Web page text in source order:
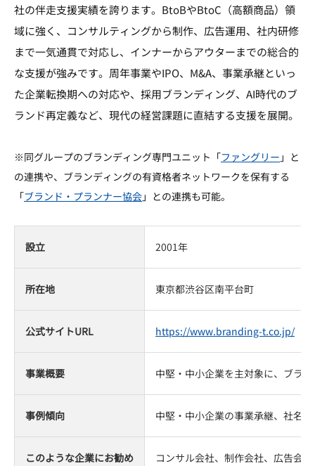
社の伴走支援実績を誇ります。BtoBやBtoC（高額商品）領
域に強く、コンサルティングから制作、広告運用、社内研修
まで一気通貫で対応し、インナーからアウターまでの総合的
な支援が強みです。周年事業やIPO、M&A、事業承継といっ
た企業転換期への対応や、採用ブランディング、AI時代のブ
ランド再定義など、現代の経営課題に直結する支援を展開。
※同グループのブランディング専門ユニット「ファングリー 」と
の連携や、ブランディングの有資格者ネットワークを保有する
「ブランド・プランナー協会」との連携も可能。
設立 2001年
所在地 東京都渋谷区南平台町
公式サイトURL https://www.branding-t.co.jp/
事業概要 中堅・中小企業を主対象に、ブラ
事例傾向 中堅・中小企業の事業承継、社名
このような企業にお勧め コンサル会社、制作会社、広告会